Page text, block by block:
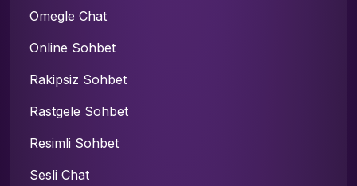
Omegle Chat
Online Sohbet
Rakipsiz Sohbet
Rastgele Sohbet
Resimli Sohbet
Sesli Chat